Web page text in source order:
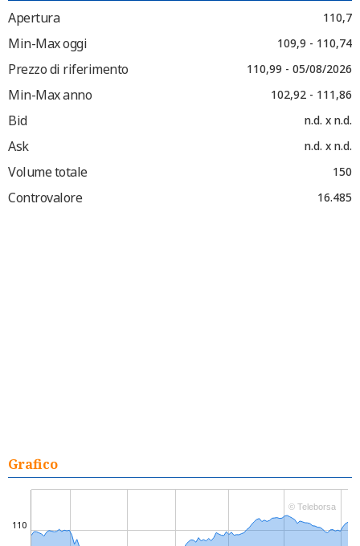
Apertura
110,7
Min-Max oggi 109,9 - 110,74
Prezzo di riferimento 110,99 - 05/08/2026
Min-Max anno 102,92 - 111,86
Bid n.d. x n.d.
Ask n.d. x n.d.
Volume totale 150
Controvalore 16.485
Grafico
110
© Teleborsa